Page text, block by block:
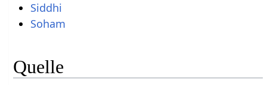
Siddhi
Soham
Quelle